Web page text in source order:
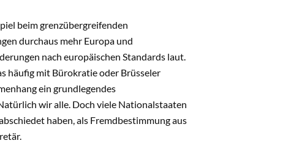
beim grenzübergreifenden
durchaus mehr Europa und
nach europäischen Standards laut.
häufig mit Bürokratie oder Brüsseler
ein grundlegendes
wir alle. Doch viele Nationalstaaten
haben, als Fremdbestimmung aus